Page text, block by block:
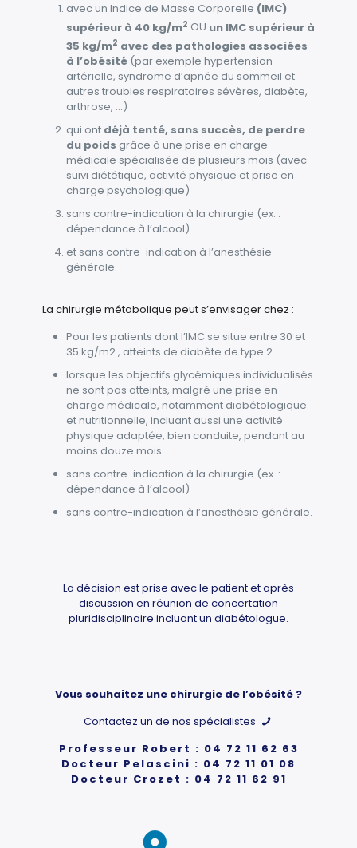
avec un Indice de Masse Corporelle (IMC)
supérieur à 40 kg/m2 OU un IMC supérieur à
35 kg/m2 avec des pathologies associées
à l’obésité (par exemple hypertension
artérielle, syndrome d’apnée du sommeil et
autres troubles respiratoires sévères, diabète,
arthrose, …)
qui ont déjà tenté, sans succès, de perdre
du poids grâce à une prise en charge
médicale spécialisée de plusieurs mois (avec
suivi diététique, activité physique et prise en
charge psychologique)
sans contre-indication à la chirurgie (ex. :
dépendance à l’alcool)
et sans contre-indication à l’anesthésie
générale.
La chirurgie métabolique peut s’envisager chez :
Pour les patients dont l’IMC se situe entre 30 et
35 kg/m2 , atteints de diabète de type 2
lorsque les objectifs glycémiques individualisés
ne sont pas atteints, malgré une prise en
charge médicale, notamment diabétologique
et nutritionnelle, incluant aussi une activité
physique adaptée, bien conduite, pendant au
moins douze mois.
sans contre-indication à la chirurgie (ex. :
dépendance à l’alcool)
sans contre-indication à l’anesthésie générale.
La décision est prise avec le patient et après
discussion en réunion de concertation
pluridisciplinaire incluant un diabétologue.
Vous souhaitez une chirurgie de l’obésité ?
Contactez un de nos spécialistes
Professeur Robert : 04 72 11 62 63
Docteur Pelascini : 04 72 11 01 08
Docteur Crozet : 04 72 11 62 91